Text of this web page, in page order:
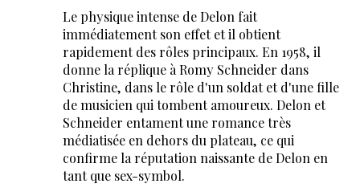
Le physique intense de Delon fait
immédiatement son effet et il obtient
rapidement des rôles principaux. En 1958, il
donne la réplique à Romy Schneider dans
Christine, dans le rôle d'un soldat et d'une fille
de musicien qui tombent amoureux. Delon et
Schneider entament une romance très
médiatisée en dehors du plateau, ce qui
confirme la réputation naissante de Delon en
tant que sex-symbol.